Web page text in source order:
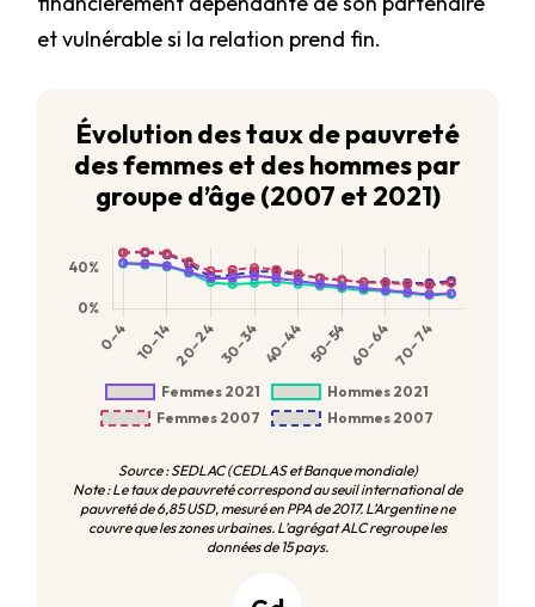
et vulnérable si la relation prend fin.
Évolution des taux de pauvreté
des femmes et des hommes par
groupe d’âge (2007 et 2021)
Source : SEDLAC (CEDLAS et Banque mondiale)
Note : Le taux de pauvreté correspond au seuil international de
pauvreté de 6,85 USD, mesuré en PPA de 2017. L’Argentine ne
couvre que les zones urbaines. L’agrégat ALC regroupe les
données de 15 pays.